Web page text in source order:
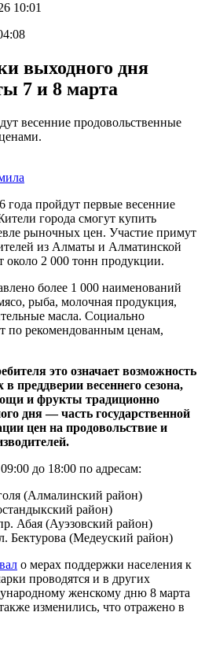
10:01
выходного дня
7 и 8 марта
весенние продовольственные
пройдут первые весенние
города смогут купить
рыночных цен. Участие примут
из Алматы и Алматинской
около 2 000 тонн продукции.
более 1 000 наименований
рыба, молочная продукция,
масла. Социально
по рекомендованным ценам,
это означает возможность
преддверии весеннего сезона,
и фрукты традиционно
дня — часть государственной
цен на продовольствие и
до 18:00 по адресам:
(Алмалинский район)
район)
Абая (Ауэзовский район)
Бектурова (Медеуский район)
о мерах поддержки населения к
проводятся и в других
женскому дню 8 марта
изменились, что отражено в